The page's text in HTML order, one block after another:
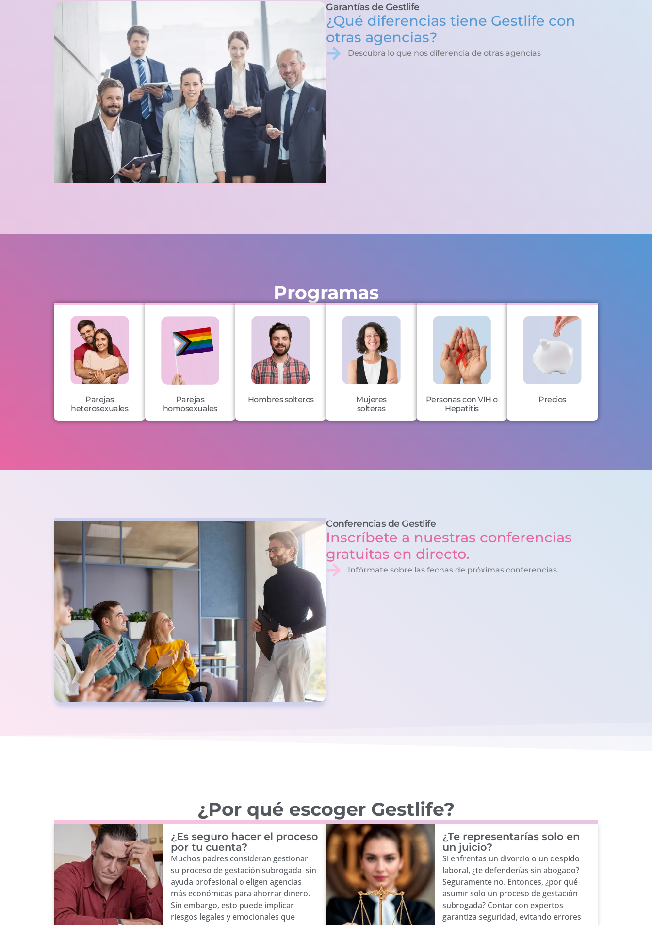
Garantías de Gestlife
¿Qué diferencias tiene Gestlife con
otras agencias?
Descubra lo que nos diferencia de otras agencias
Programas
Parejas
heterosexuales
Parejas
homosexuales
Hombres solteros
Mujeres
solteras
Personas con VIH o
Hepatitis
Precios
Conferencias de Gestlife
Inscríbete a nuestras conferencias
gratuitas en directo.
Infórmate sobre las fechas de próximas conferencias
¿Por qué escoger Gestlife?
¿Es seguro hacer el proceso
por tu cuenta?
Muchos padres consideran gestionar
su proceso de gestación subrogada sin
ayuda profesional o eligen agencias
más económicas para ahorrar dinero.
Sin embargo, esto puede implicar
riesgos legales y emocionales que
¿Te representarías solo en
un juicio?
Si enfrentas un divorcio o un despido
laboral, ¿te defenderías sin abogado?
Seguramente no. Entonces, ¿por qué
asumir solo un proceso de gestación
subrogada? Contar con expertos
garantiza seguridad, evitando errores